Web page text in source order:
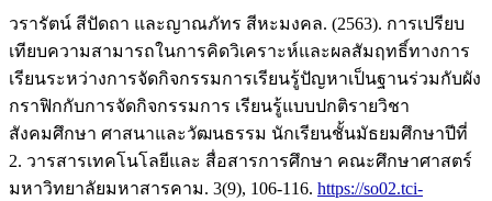
วรารัตน์ สีปัดถา และญาณภัทร สีหะมงคล. (2563). การเปรียบ
เทียบความสามารถในการคิดวิเคราะห์และผลสัมฤทธิ์ทางการ
เรียนระหว่างการจัดกิจกรรมการเรียนรู้ปัญหาเป็นฐานร่วมกับผัง
กราฟิกกับการจัดกิจกรรมการ เรียนรู้แบบปกติรายวิชา
สังคมศึกษา ศาสนาและวัฒนธรรม นักเรียนชั้นมัธยมศึกษาปีที่
2. วารสารเทคโนโลยีและ สื่อสารการศึกษา คณะศึกษาศาสตร์
มหาวิทยาลัยมหาสารคาม. 3(9), 106-116. https://so02.tci-